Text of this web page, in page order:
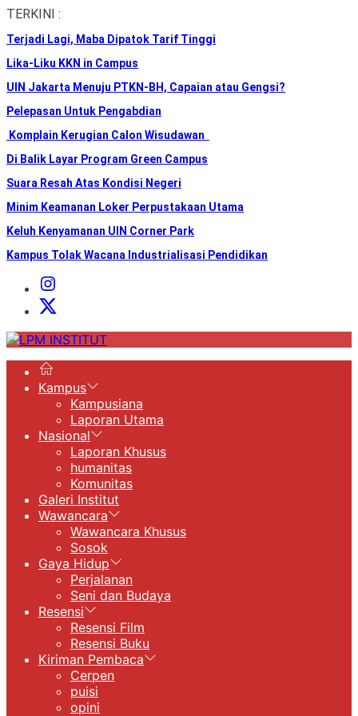
Skip
the
content
TERKINI :
Terjadi Lagi, Maba Dipatok Tarif Tinggi
Lika-Liku KKN in Campus
UIN Jakarta Menuju PTKN-BH, Capaian atau Gengsi?
Pelepasan Untuk Pengabdian
Komplain Kerugian Calon Wisudawan
Di Balik Layar Program Green Campus
Suara Resah Atas Kondisi Negeri
Minim Keamanan Loker Perpustakaan Utama
Keluh Kenyamanan UIN Corner Park
Kampus Tolak Wacana Industrialisasi Pendidikan
Instagram
Institut
X
LPM
Kampus
Kampusiana
Laporan Utama
Nasional
Laporan Khusus
humanitas
Komunitas
Galeri Institut
Wawancara
Wawancara Khusus
Sosok
Gaya Hidup
Perjalanan
Seni dan Budaya
Resensi
Resensi Film
Resensi Buku
Kiriman Pembaca
Cerpen
puisi
opini